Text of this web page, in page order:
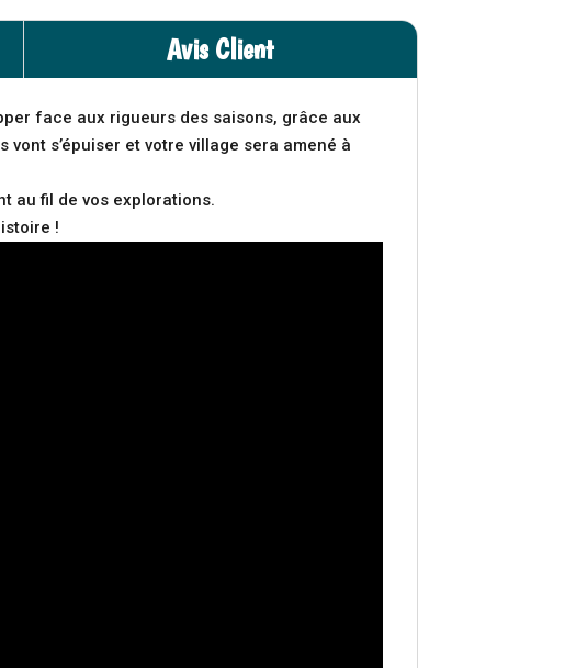
Avis Client
face aux rigueurs des saisons, grâce aux
s’épuiser et votre village sera amené à
au fil de vos explorations.
!